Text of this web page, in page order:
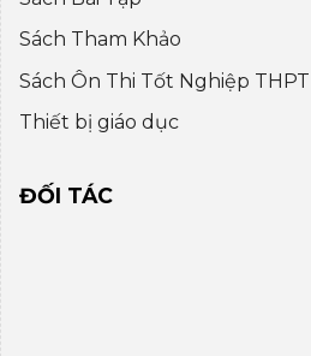
Sách Tham Khảo
Sách Ôn Thi Tốt Nghiệp THPT
Thiết bị giáo dục
ĐỐI TÁC